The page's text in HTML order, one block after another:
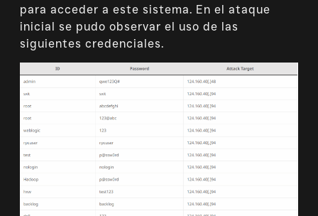
para acceder a este sistema. En el ataque
inicial se pudo observar el uso de las
siguientes credenciales.